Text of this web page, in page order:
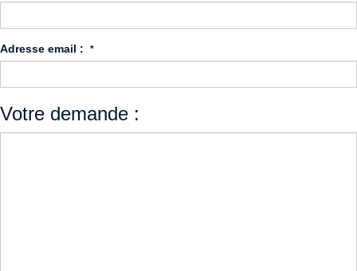
Adresse email : *
Votre demande :